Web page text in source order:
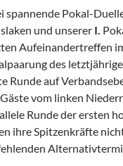
spannende Pokal-
und unserer I.
Aufeinandertreffen
des
Runde auf
vom linken
Runde der ersten
ihre Spitzenkräfte